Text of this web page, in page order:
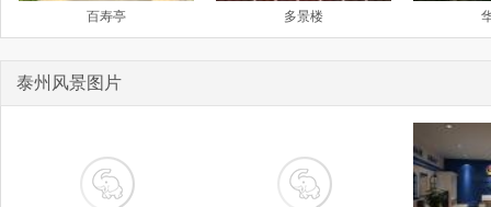
百寿亭 多景楼
泰州风景图片